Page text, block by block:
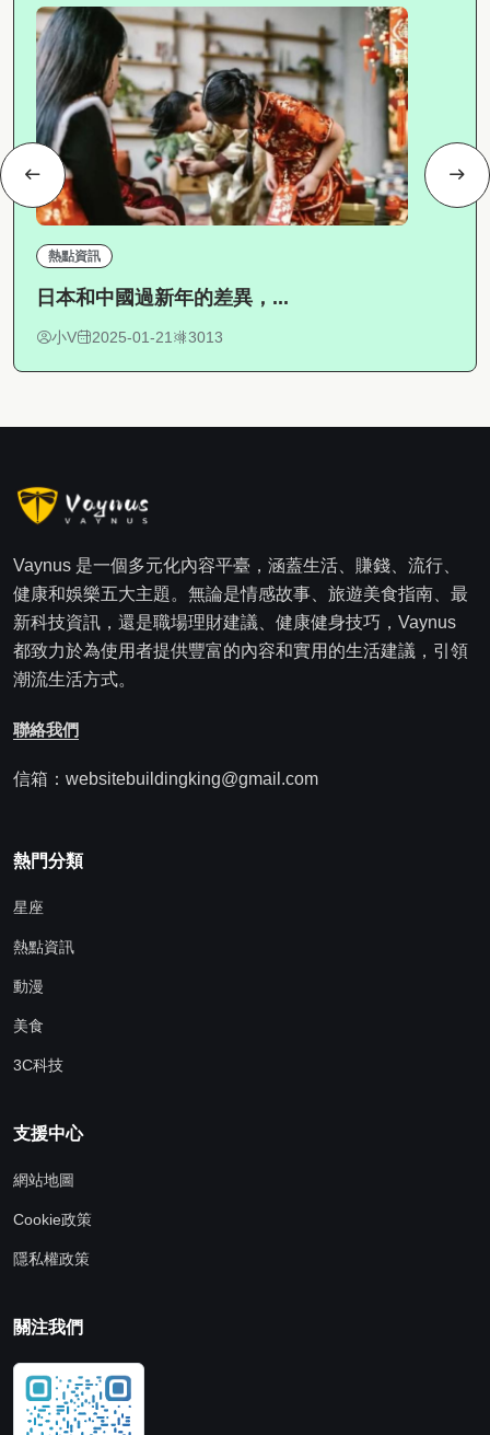
熱點資訊
日本和中國過新年的差異，...
小V 2025-01-21 3013
Vaynus 是一個多元化內容平臺，涵蓋生活、賺錢、流行、
健康和娛樂五大主題。無論是情感故事、旅遊美食指南、最
新科技資訊，還是職場理財建議、健康健身技巧，Vaynus
都致力於為使用者提供豐富的內容和實用的生活建議，引領
潮流生活方式。
聯絡我們
信箱：websitebuildingking@gmail.com
熱門分類
星座
熱點資訊
動漫
美食
3C科技
支援中心
網站地圖
Cookie政策
隱私權政策
關注我們